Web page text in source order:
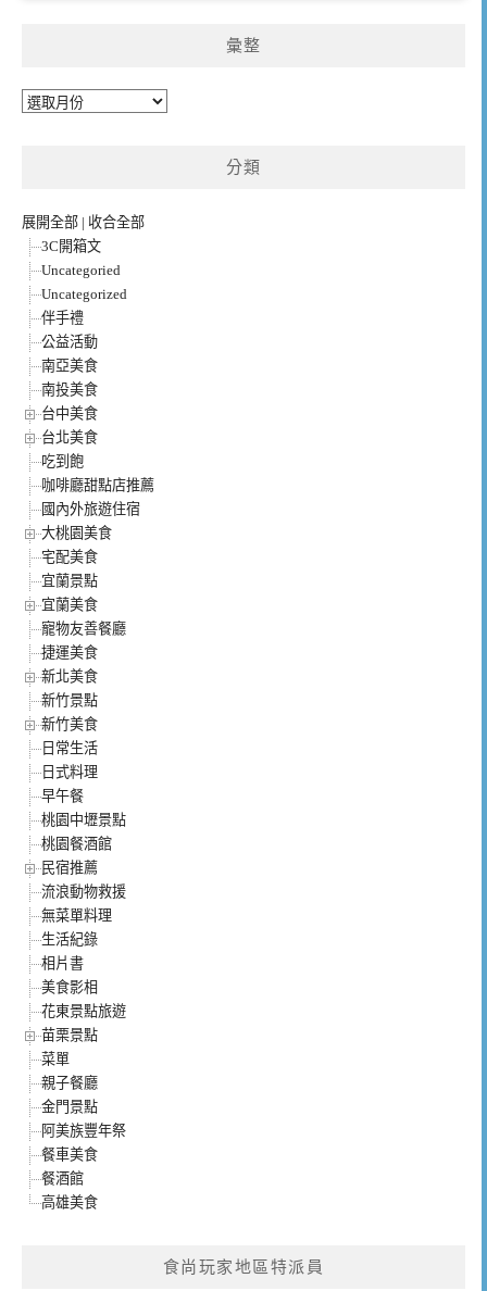
彙整
彙
分類
展開全部 | 收合全部
3C開箱文
Uncategoried
Uncategorized
伴手禮
公益活動
南亞美食
南投美食
台中美食
台北美食
吃到飽
咖啡廳甜點店推薦
國內外旅遊住宿
大桃園美食
宅配美食
宜蘭景點
宜蘭美食
寵物友善餐廳
捷運美食
新北美食
新竹景點
新竹美食
日常生活
日式料理
早午餐
桃園中壢景點
桃園餐酒館
民宿推薦
流浪動物救援
無菜單料理
生活紀錄
相片書
美食影相
花東景點旅遊
苗栗景點
菜單
親子餐廳
金門景點
阿美族豐年祭
餐車美食
餐酒館
高雄美食
食尚玩家地區特派員